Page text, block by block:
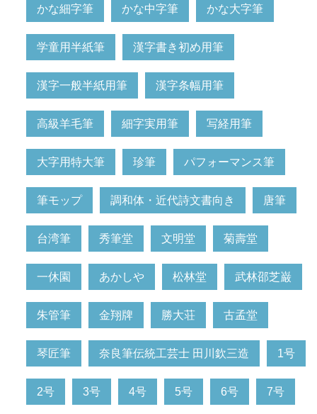
かな細字筆 かな中字筆 かな大字筆
学童用半紙筆 漢字書き初め用筆
漢字一般半紙用筆 漢字条幅用筆
高級羊毛筆 細字実用筆 写経用筆
大字用特大筆 珍筆 パフォーマンス筆
筆モップ 調和体・近代詩文書向き 唐筆
台湾筆 秀筆堂 文明堂 菊壽堂
一休園 あかしや 松林堂 武林邵芝巌
朱管筆 金翔牌 勝大荘 古孟堂
琴匠筆 奈良筆伝統工芸士 田川欽三造 1号
2号 3号 4号 5号 6号 7号